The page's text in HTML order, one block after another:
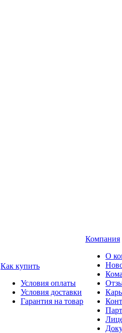
Как купить
Условия оплаты
Условия доставки
Гарантия на товар
Компания
О